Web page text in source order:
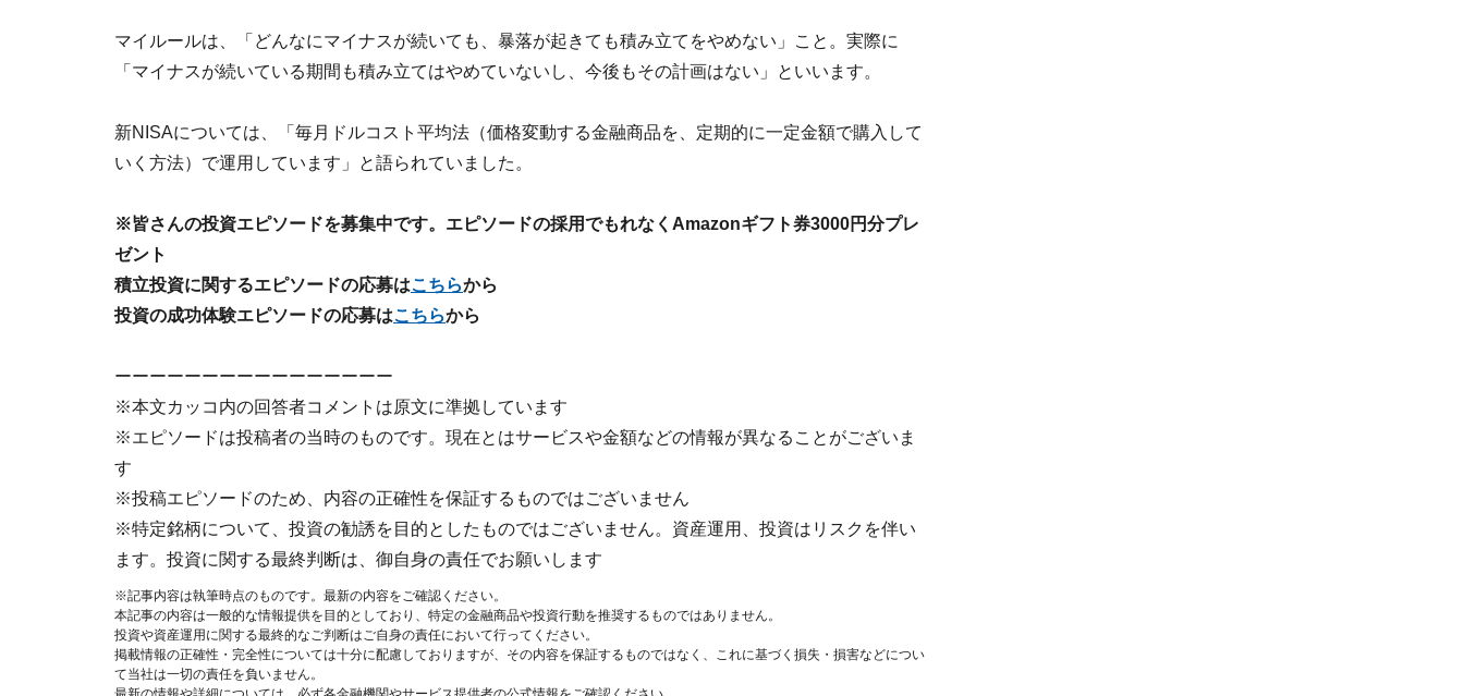
マイルールは、「どんなにマイナスが続いても、暴落が起きても積み立てをやめない」こと。実際に
「マイナスが続いている期間も積み立てはやめていないし、今後もその計画はない」といいます。
新NISAについては、「毎月ドルコスト平均法（価格変動する金融商品を、定期的に一定金額で購入して
いく方法）で運用しています」と語られていました。
※皆さんの投資エピソードを募集中です。エピソードの採用でもれなくAmazonギフト券3000円分プレ
ゼント
積立投資に関するエピソードの応募はこちらから
投資の成功体験エピソードの応募はこちらから
ーーーーーーーーーーーーーーーー
※本文カッコ内の回答者コメントは原文に準拠しています
※エピソードは投稿者の当時のものです。現在とはサービスや金額などの情報が異なることがございま
す
※投稿エピソードのため、内容の正確性を保証するものではございません
※特定銘柄について、投資の勧誘を目的としたものではございません。資産運用、投資はリスクを伴い
ます。投資に関する最終判断は、御自身の責任でお願いします
※記事内容は執筆時点のものです。最新の内容をご確認ください。
本記事の内容は一般的な情報提供を目的としており、特定の金融商品や投資行動を推奨するものではありません。
投資や資産運用に関する最終的なご判断はご自身の責任において行ってください。
掲載情報の正確性・完全性については十分に配慮しておりますが、その内容を保証するものではなく、これに基づく損失・損害などについ
て当社は一切の責任を負いません。